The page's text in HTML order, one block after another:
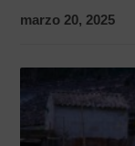
marzo 20, 2025